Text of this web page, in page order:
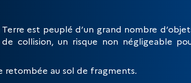
est peuplé d’un grand nombre
collision, un risque non négligeable
retombée au sol de fragments.